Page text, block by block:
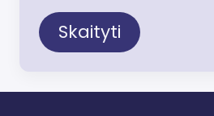
Skaityti